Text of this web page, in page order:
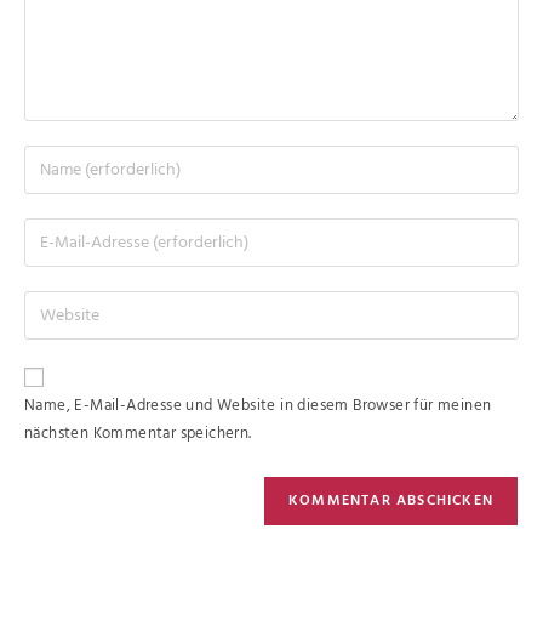
Name, E-Mail-Adresse und Website in diesem Browser für meinen
nächsten Kommentar speichern.